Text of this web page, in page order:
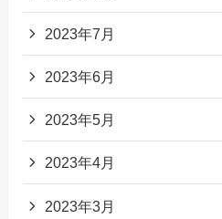
2023年7月
2023年6月
2023年5月
2023年4月
2023年3月